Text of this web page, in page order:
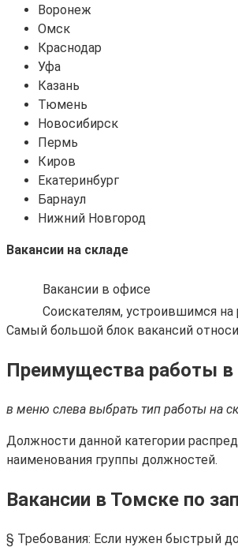
Воронеж
Омск
Краснодар
Уфа
Казань
Тюмень
Новосибирск
Пермь
Киров
Екатеринбург
Барнаул
Нижний Новгород
Вакансии на складе
Вакансии в офисе
Соискателям, устроившимся
Самый большой блок вакансий
Преимущества работы в
в меню слева выбрать тип работы на
Должности данной категории
наименования группы должностей.
Вакансии в Томске по
§ Требования: Если нужен быстрый